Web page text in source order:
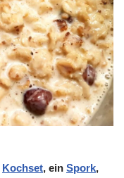
Kochset, ein Spork,